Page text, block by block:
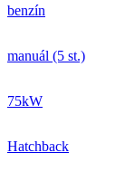
benzín
manuál (5 st.)
75kW
Hatchback